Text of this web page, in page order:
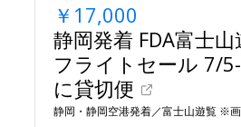
￥17,000
静岡発着 FDA富士
フライトセール 7/
に貸切便
静岡・静岡空港発着／富士山遊覧 ※